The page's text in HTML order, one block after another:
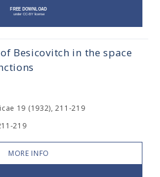
Besicovitch in the space
19 (1932), 211-219
219
MORE INFO